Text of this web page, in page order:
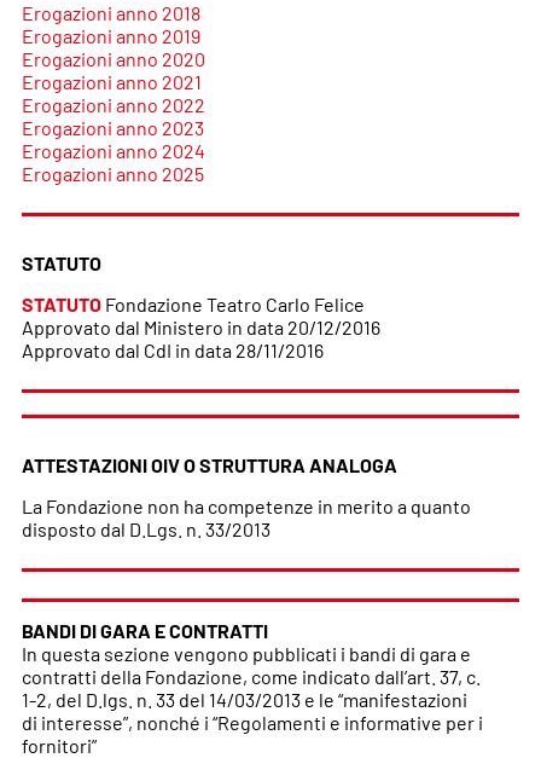
Erogazioni anno 2018
Erogazioni anno 2019
Erogazioni anno 2020
Erogazioni anno 2021
Erogazioni anno 2022
Erogazioni anno 2023
Erogazioni anno 2024
Erogazioni anno 2025
STATUTO
STATUTOFondazione Teatro Carlo Felice
Approvato dal Ministero in data 20/12/2016
Approvato dal CdI in data 28/11/2016
ATTESTAZIONI OIV O STRUTTURA ANALOGA
La Fondazione non ha competenze in merito a quanto
disposto dal D.Lgs. n. 33/2013
BANDI DI GARA E CONTRATTI
In questa sezione vengono pubblicati i bandi di gara e
contratti della Fondazione, come indicato dall’art. 37, c.
1-2, del D.lgs. n. 33 del 14/03/2013 e le “manifestazioni
di interesse”, nonché i “Regolamenti e informative per i
fornitori”